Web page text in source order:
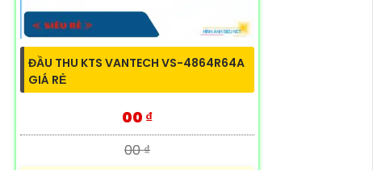
ĐẦU THU KTS VANTECH VS-4864R64A
GIÁ RẺ
00 ₫
00 ₫